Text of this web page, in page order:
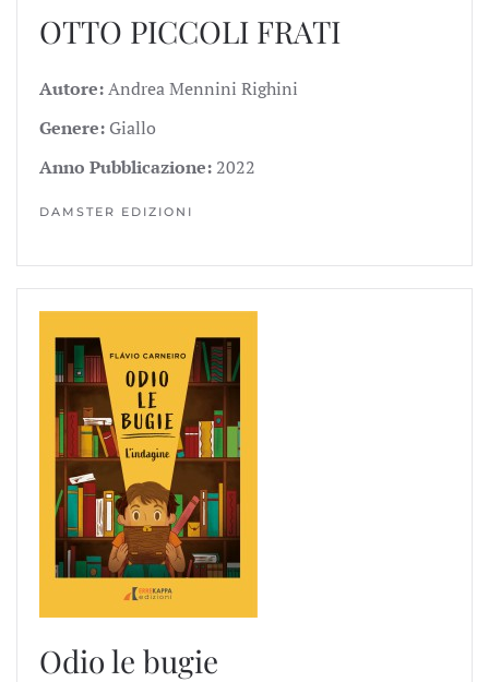
OTTO PICCOLI FRATI
Autore:Andrea Mennini Righini
Genere: Giallo
Anno Pubblicazione: 2022
DAMSTER EDIZIONI
Odio le bugie